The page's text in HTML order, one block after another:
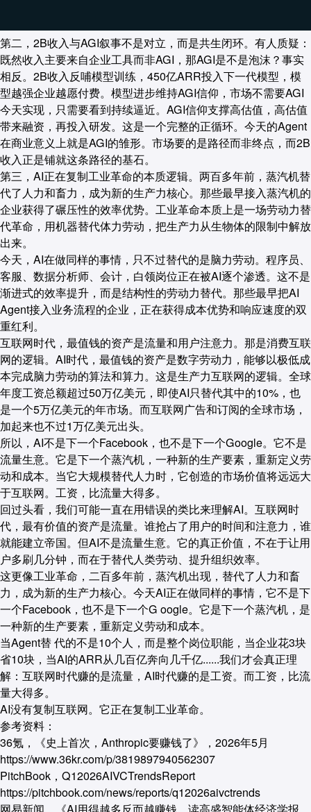
第二，2B收入与AGI叙事不是对立，而是共生闭环。有人质疑：
既然收入主要来自企业工具而非AGI，那AGI是不是泡沫？事实
相反。2B收入反哺模型训练，450亿ARR投入下一代模型，模
型越强企业越愿付费。模型进步维持AGI信仰，市场不需要AGI
今天实现，只需要看到持续逼近。AGI信仰支撑高估值，高估值
带来融资，再投入研发。这是一个完整的正循环。今天的Agent
在商业意义上就是AGI的雏形。市场要的是路径而非终点，而2B
收入正是铺就这条路径的基石。
第三，AI正在复制工业革命的本质逻辑。两百多年前，蒸汽机替
代了人力和畜力，成为新的生产力核心。那些最早接入蒸汽机的
企业获得了碾压性的效率优势。工业革命本质上是一场劳动力替
代革命，用机器替代体力劳动，把生产力从生物体的限制中解放
出来。
今天，AI在做同样的事情，只不过替代的是脑力劳动。程序员、
客服、数据分析师、会计，白领岗位正在被AI逐个渗透。这不是
渐进式的效率提升，而是结构性的劳动力替代。那些最早把AI
Agent接入业务流程的企业，正在获得成本优势和响应速度的双
重红利。
互联网时代，最值钱的资产是流量和用户注意力。那是消费互联
网的逻辑。AI时代，最值钱的资产是数字劳动力，能够以极低成
本完成脑力劳动的算法和算力。这是生产力互联网的逻辑。全球
年度工资总额超过50万亿美元，即使AI只替代其中的10%，也
是一个5万亿美元的年市场。而互联网广告和订阅的全球市场，
加起来也不过1万亿美元出头。
所以，AI不是下一个Facebook，也不是下一个Google。它不是
流量生意。它是下一个蒸汽机，一种新的生产要素，重新定义劳
动和成本。当它大规模替代人力时，它创造的市场价值将远远大
于互联网。工资，比流量大得多。
回过头看，我们可能一直在用错误的类比来理解AI。互联网时
代，最有价值的资产是流量。谁抢占了用户的时间和注意力，谁
就能建立帝国。但AI不是流量生意。它的真正价值，不在于让用
户多刷几分钟，而在于替代人类劳动、提升组织效率。
这更像工业革命，二百多年前，蒸汽机出现，替代了人力和畜
力，成为新的生产力核心。今天AI正在做同样的事情，它不是下
一个Facebook，也不是下一个G oogle。它是下一个蒸汽机，是
一种新的生产要素，重新定义劳动和成本。
当Agent替 代的不是10个人，而是整个岗位职能，当企业花3块
省10块，当AI的ARR从几百亿奔向几千亿......我们才会真正理
解：互联网时代赚的是流量，AI时代赚的是工资。而工资，比流
量大得多。
AI没有复制互联网。它正在复制工业革命。
参考资料：
36氪，《史上首次，Anthropic要赚钱了》，2026年5月
https://www.36kr.com/p/3819897940562307
PitchBook，Q12026AIVCTrendsReport
https://pitchbook.com/news/reports/q12026aivctrends